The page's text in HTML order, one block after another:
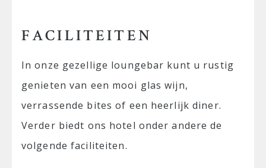
FACILITEITEN
In onze gezellige loungebar kunt u rustig
genieten van een mooi glas wijn,
verrassende bites of een heerlijk diner.
Verder biedt ons hotel onder andere de
volgende faciliteiten.